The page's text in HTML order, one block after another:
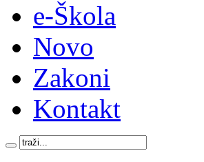
e-Škola
Novo
Zakoni
Kontakt